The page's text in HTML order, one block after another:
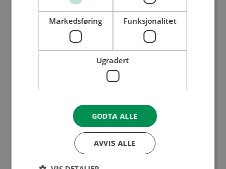
Barnas Brannstasjon
Markedsføring Funksjonalitet
Ugradert
GODTA ALLE
AVVIS ALLE